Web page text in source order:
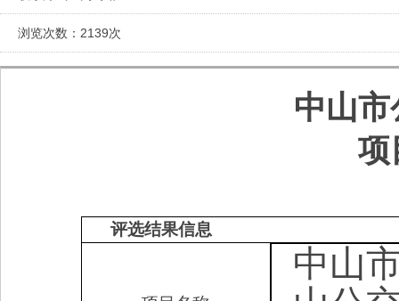
浏览次数： 2139次
中山市
项
评选结果信息
中山